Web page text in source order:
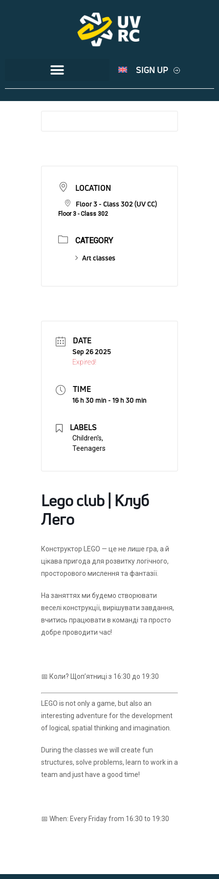
SIGN UP
LOCATION
Floor 3 - Class 302 (UV CC)
Floor 3 - Class 302
CATEGORY
Art classes
DATE
Sep 26 2025
Expired!
TIME
16 h 30 min - 19 h 30 min
LABELS
Children's,
Teenagers
Lego club | Клуб
Лего
Конструктор LEGO — це не лише гра, а й
цікава пригода для розвитку логічного,
просторового мислення та фантазії.
На заняттях ми будемо створювати
веселі конструкції, вирішувати завдання,
вчитись працювати в команді та просто
добре проводити час!
📅 Коли? Щоп’ятниці з 16:30 до 19:30
LEGO is not only a game, but also an
interesting adventure for the development
of logical, spatial thinking and imagination.
During the classes we will create fun
structures, solve problems, learn to work in a
team and just have a good time!
📅 When: Every Friday from 16:30 to 19:30